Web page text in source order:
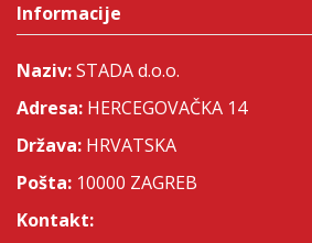
Informacije
Naziv:STADA d.o.o.
Adresa: HERCEGOVAČKA 14
Država: HRVATSKA
Pošta: 10000 ZAGREB
Kontakt: